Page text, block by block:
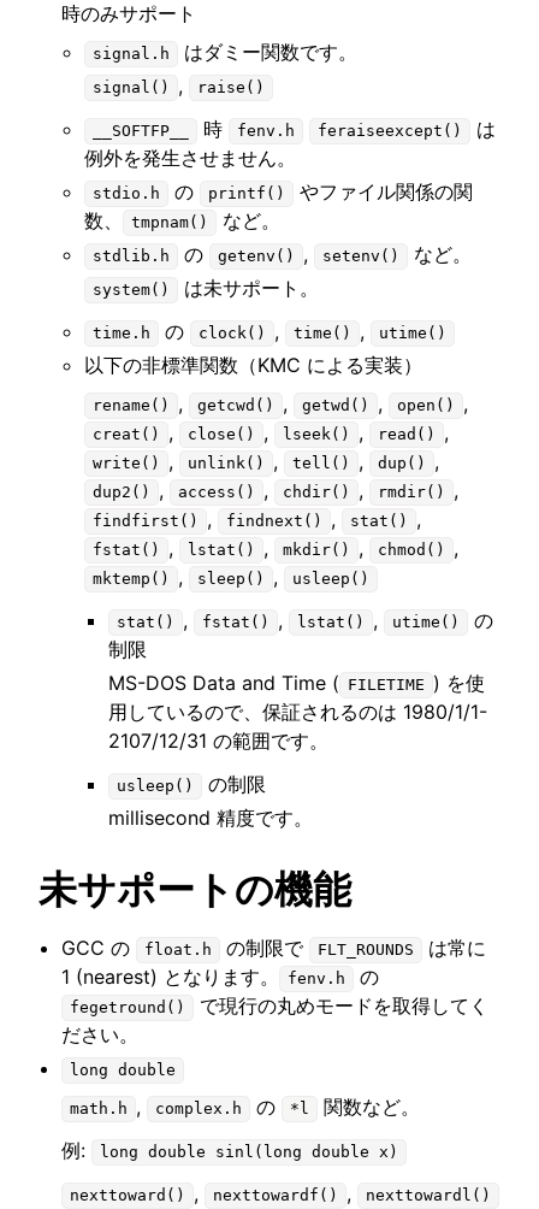
時のみサポート
signal.h はダミー関数です。
signal() , raise()
__SOFTFP__ 時 fenv.h feraiseexcept()
は
例外を発生させません。
stdio.h の printf()
やファイル関係の関
数、
tmpnam() など。
stdlib.h の getenv() , setenv() など。
system() は未サポート。
time.h の clock() , time() , utime()
以下の非標準関数（KMC による実装）
rename() , getcwd() , getwd() , open() ,
creat() , close() , lseek() , read() ,
write() , unlink() , tell() , dup() ,
dup2() , access() , chdir() , rmdir() ,
findfirst() , findnext() , stat() ,
fstat() , lstat() , mkdir() , chmod() ,
mktemp() , sleep() , usleep()
stat() , fstat() , lstat() , utime()
の
制限
MS-DOS Data and Time ( FILETIME ) を使
用しているので、保証されるのは 1980/1/1-
2107/12/31 の範囲です。
usleep()
の制限
millisecond 精度です。
未サポートの機能
GCC の float.h の制限で FLT_ROUNDS
は常に
1 (nearest) となります。
fenv.h の
fegetround()
で現行の丸めモードを取得してく
ださい。
long double
math.h , complex.h の *l
関数など。
例:
long double sinl(long double x)
nexttoward() , nexttowardf() , nexttowardl()